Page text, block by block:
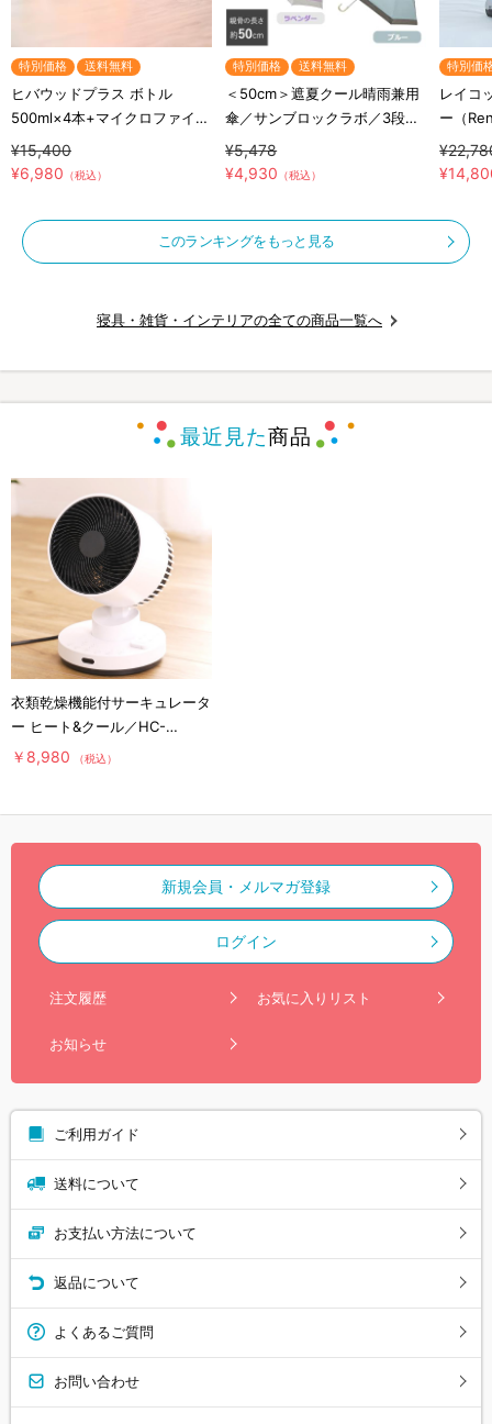
特別価格 送料無料
ヒバウッドプラス ボトル
500ml×4本+マイクロファイバ
ークロス×2枚／防虫スプレー
／防虫剤／害虫忌避剤
¥15,400
¥6,980 （税込）
特別価格 送料無料
＜50cm＞遮夏クール晴雨兼用
傘／サンブロックラボ／3段コ
ンパクト
¥5,478
¥4,930 （税込）
特別価
レイコ
ー（
量／布
このランキングをもっと見る
寝具・雑貨・インテリアの全ての商品一覧へ
最近見た商品
衣類乾燥機能付サーキュレータ
ー ヒート&クール／HC-
T2494WH
￥8,980 （税込）
新規会員・メルマガ登録
ログイン
注文履歴 お気に入りリスト
お知らせ
ご利用ガイド
送料について
お支払い方法について
返品について
よくあるご質問
お問い合わせ